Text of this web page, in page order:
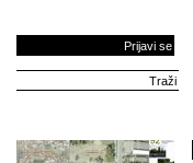
Prijavi se